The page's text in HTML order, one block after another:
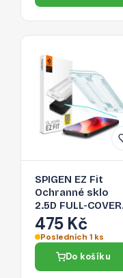
SPIGEN EZ Fit
Ochranné sklo
2.5D FULL-COVER
0.3mm pro iPhone
16 Pro, montážní
rámeček, 1ks
475 Kč
Posledních 1 ks
Do košíku